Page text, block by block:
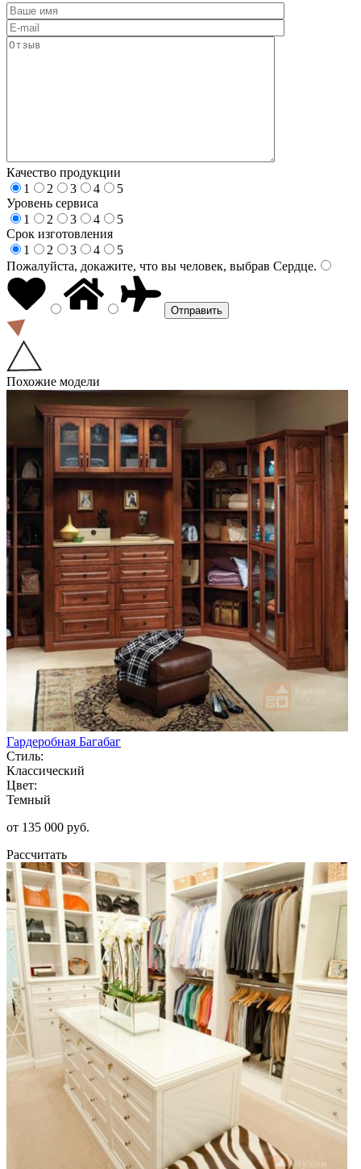
Качество продукции
1
2 3 4
5
Уровень сервиса
1
2 3 4
5
Срок изготовления
1
2 3 4
5
Пожалуйста, докажите, что вы человек, выбрав Сердце.
Похожие модели
Гардеробная Багабаг
Стиль:
Классический
Цвет:
Темный
от 135 000 руб.
Рассчитать